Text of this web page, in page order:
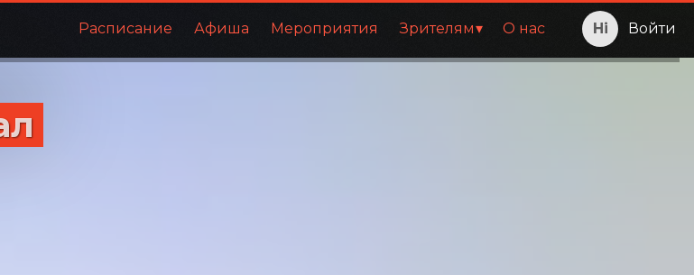
Расписание Афиша Мероприятия Зрителям О нас Войти